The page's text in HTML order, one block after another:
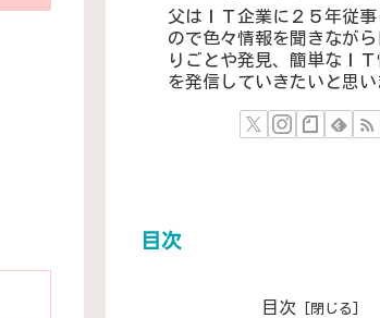
父はＩＴ企業に２５年従事
ので色々情報を聞きながら
りごとや発見、簡単なＩ
を発信していきたいと思い
目次
目次